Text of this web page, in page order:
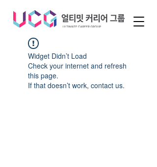
Widget Didn’t Load
Check your internet and refresh
this page.
If that doesn’t work, contact us.